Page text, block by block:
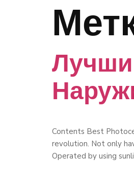
Contents Best
revolution. Not only
Operated by using